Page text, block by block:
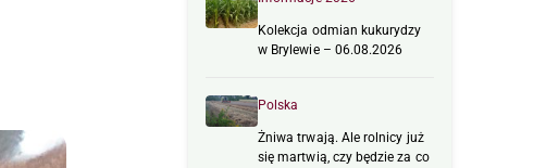
Kolekcja odmian kukurydzy
w Brylewie – 06.08.2026
Polska
Żniwa trwają. Ale rolnicy już
się martwią, czy będzie za co